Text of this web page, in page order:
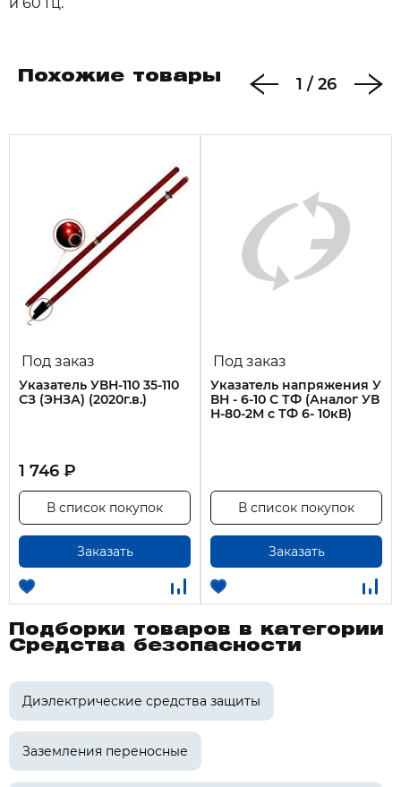
Похожие товары 1 / 26
Под заказ
Указатель УВН-110 35-110
СЗ (ЭНЗА) (2020г.в.)
1 746 ₽
Заказать
В список покупок
Под заказ
Указатель напряжения У
ВН - 6-10 С ТФ (Аналог УВ
Н-80-2М с ТФ 6- 10кВ)
Заказать
В список покупок
Подборки товаров в категории
Средства безопасности
Диэлектрические средства защиты
Заземления переносные